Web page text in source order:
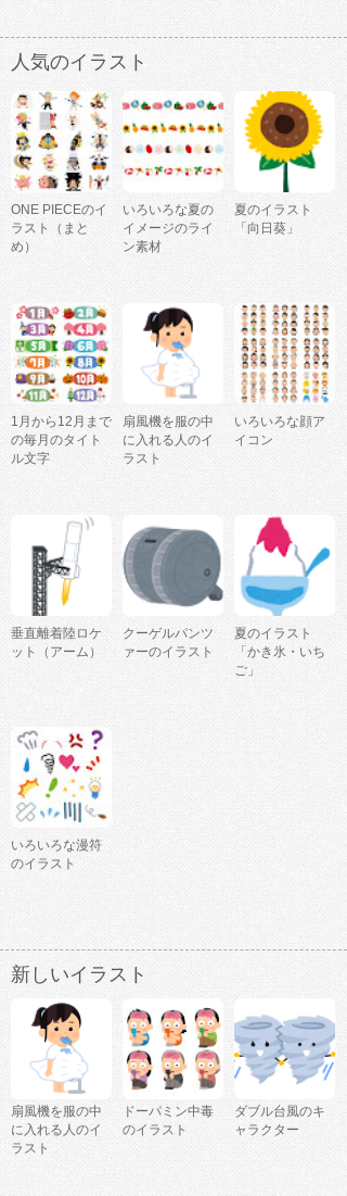
人気のイラスト
ONE PIECEのイ
ラスト（まと
め）
いろいろな夏の
イメージのライ
ン素材
夏のイラスト
「向日葵」
1月から12月まで
の毎月のタイト
ル文字
扇風機を服の中
に入れる人のイ
ラスト
いろいろな顔ア
イコン
垂直離着陸ロケ
ット（アーム）
クーゲルパンツ
ァーのイラスト
夏のイラスト
「かき氷・いち
ご」
いろいろな漫符
のイラスト
新しいイラスト
扇風機を服の中
に入れる人のイ
ラスト
ドーパミン中毒
のイラスト
ダブル台風のキ
ャラクター